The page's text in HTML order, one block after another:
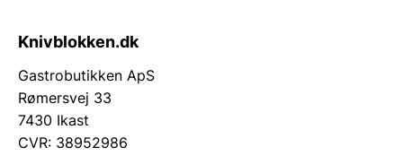
Knivblokken.dk
Gastrobutikken ApS
Rømersvej 33
7430 Ikast
CVR: 38952986